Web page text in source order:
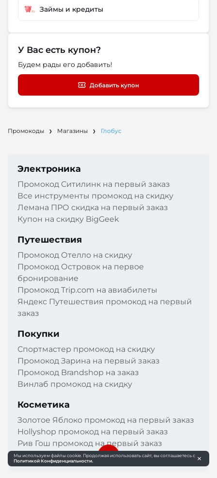
Займы и кредиты
У Вас есть купон?
Будем рады его добавить!
Добавить купон
Промокоды Магазины Глобус
Мы используем файлы cookie. Продолжая использовать сайт, вы соглашаетесь с
Политикой Конфиденциальности.
Электроника
Промокод Cитилинк на первый заказ
Все инструменты промокод на скидку
Лемана ПРО скидка на первый заказ
Купон на скидку BigGeek
Путешествия
Промокод Отелло на скидку
Промокод Островок на первое
бронирование
Промокод Trip.com на авиабилеты
Яндекс Путешествия промокод на первый
заказ
Покупки
Спортмастер промокод на скидку
Промокод Зарина на первый заказ
Промокод Brandshop на заказ
Винлаб промокод на скидку
Косметика
Золотое Яблоко промокод на первый заказ
Hollyshop промокод на первый заказ
Рив Гош промокод на первый заказ
Арома Бутик промокод на скидку